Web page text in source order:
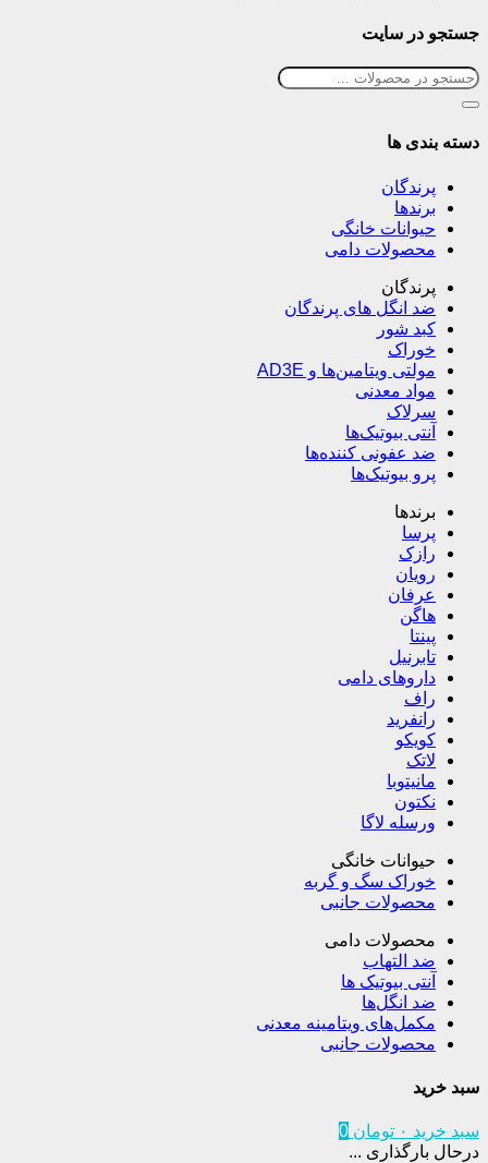
جستجو در سایت
دسته بندی ها
پرندگان
برندها
حیوانات خانگی
محصولات دامی
پرندگان
ضد انگل های پرندگان
کبد شور
خوراک
مولتی ویتامین‌ها و AD3E
مواد معدنی
سرلاک
آنتی بیوتیک‌ها
ضد عفونی کننده‌ها
پرو بیوتیک‌ها
برندها
پرسا
رازک
رویان
عرفان
هاگن
پینتا
تابرنیل
داروهای دامی
راف
رانفرید
کویکو
لاتک
مانیتوبا
نکتون
ورسله لاگا
حیوانات خانگی
خوراک سگ و گربه
محصولات جانبی
محصولات دامی
ضد التهاب
آنتی بیوتیک ها
ضد انگل‌ها
مکمل‌های ویتامینه معدنی
محصولات جانبی
سبد خرید
سبد خرید ۰ تومان 0
درحال بارگذاری ...